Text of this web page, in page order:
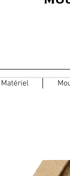
Matériel